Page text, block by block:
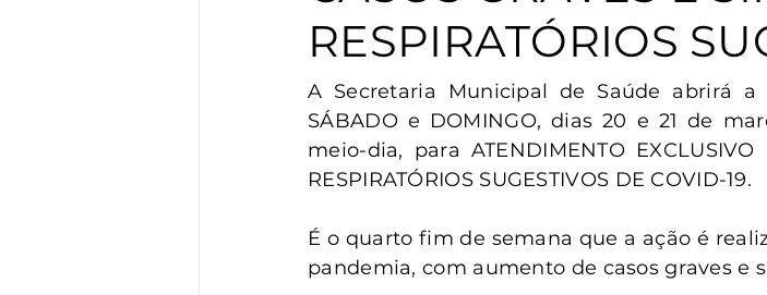
Vigilância Turismo Santa Clara do Sul Conselho
RESPIRATÓRIOS
A Secretaria Municipal de Saúde abrirá a
SÁBADO e DOMINGO, dias 20 e 21 de
meio-dia, para ATENDIMENTO EXCLUSIVO
RESPIRATÓRIOS SUGESTIVOS DE COVID-19.
É o quarto fim de semana que a ação é
pandemia, com aumento de casos graves e